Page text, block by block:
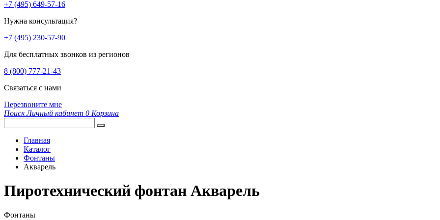
+7 (495) 649-57-16
Нужна консультация?
+7 (495) 230-57-90
Для бесплатных звонков из регионов
8 (800) 777-21-43
Связаться с нами
Перезвоните мне
Поиск Личный кабинет 0 Корзина
Главная
Каталог
Фонтаны
Акварель
Пиротехнический фонтан Акварель
Фонтаны